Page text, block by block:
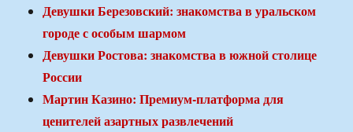
Девушки Березовский: знакомства в уральском
городе с особым шармом
Девушки Ростова: знакомства в южной столице
России
Мартин Казино: Премиум-платформа для
ценителей азартных развлечений